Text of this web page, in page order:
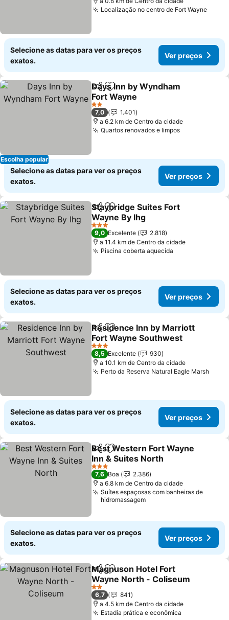
Localização no centro de Fort WayneVer
Selecione as datas para ver os preços
exatos.
Ver preços
Escolha popular
PartilharAdicionar aos favoritos
Days Inn by Wyndham
Fort Wayne
Ver preços
2 Estrelas
7,0
1.401
a 6.2 km de Centro da cidade
Quartos renovados e limposVer preços
Selecione as datas para ver os preços
exatos.
Ver preços
PartilharAdicionar aos favoritos
Staybridge Suites Fort
Wayne By Ihg
Ver preços
3 Estrelas
9,0 Excelente
2.818
a 11.4 km de Centro da cidade
Piscina coberta aquecida
Selecione as datas para ver os preços
exatos.
Ver preços
PartilharAdicionar aos favoritos
Residence Inn by Marriott
Fort Wayne Southwest
Ver preços
3 Estrelas
8,5 Excelente
930
a 10.1 km de Centro da cidade
Perto da Reserva Natural Eagle MarshVer
Selecione as datas para ver os preços
exatos.
Ver preços
PartilharAdicionar aos favoritos
Best Western Fort Wayne
Inn & Suites North
Ver preços
3 Estrelas
7,6 Boa
2.386
a 6.8 km de Centro da cidade
Suítes espaçosas com banheiras de
hidromassagem
Selecione as datas para ver os preços
exatos.
Ver preços
PartilharAdicionar aos favoritos
Magnuson Hotel Fort
Wayne North - Coliseum
Ver preços
2 Estrelas
6,7
841
a 4.5 km de Centro da cidade
Estadia prática e econômica